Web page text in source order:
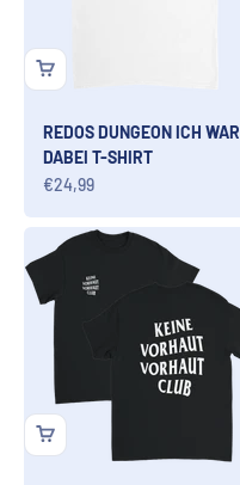
REDOS DUNGEON ICH WAR
DABEI T-SHIRT
Angebot
€24,99